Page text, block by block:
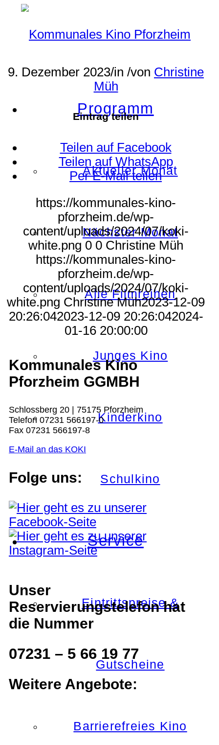
Programm
Aktueller Monat
Nächster Monat
Alle Filmreihen
Junges Kino
Kinderkino
Schulkino
Service
Eintrittspreise &
Gutscheine
Barrierefreies Kino
9. Dezember 2023/in /von Christine
Müh
Eintrag teilen
Teilen auf Facebook
Teilen auf WhatsApp
Per E-Mail teilen
https://kommunales-kino-
pforzheim.de/wp-
content/uploads/2024/07/koki-
white.png 0 0 Christine Müh
https://kommunales-kino-
pforzheim.de/wp-
content/uploads/2024/07/koki-
white.png Christine Müh2023-12-09
20:26:042023-12-09 20:26:042024-
01-16 20:00:00
Kommunales Kino
Pforzheim GGMBH
Schlossberg 20 | 75175 Pforzheim
Telefon 07231 566197-0
Fax 07231 566197-8
E-Mail an das KOKI
Folge uns:
Unser
Reservierungstelefon hat
die Nummer
07231 – 5 66 19 77
Weitere Angebote: